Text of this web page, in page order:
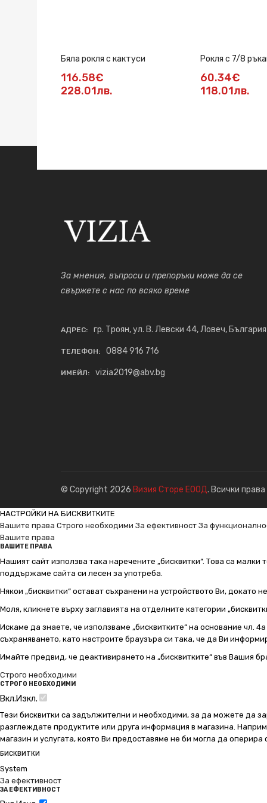
Бяла рокля с кактуси
116.58€
228.01лв.
Рокля с 7/8
60.34€
118.01лв.
За мнения, въпроси и препоръки може да се
свържете с нас по всяко време
АДРЕС: гр. Троян, ул. В. Левски 44, Ловеч, България
ТЕЛЕФОН: 0884 916 716
ИМЕЙЛ: vizia2019@abv.bg
© Copyright 2026 Визия Сторе ЕООД. Всички
НАСТРОЙКИ НА БИСКВИТКИТЕ
Вашите права Строго необходими За ефективност За
Вашите права
ВАШИТЕ ПРАВА
Нашият сайт използва така наречените „бисквитки“. Това са
поддържаме сайта си лесен за употреба.
Някои „бисквитки“ остават съхранени на устройството Ви,
Моля, кликнете върху заглавията на отделните категории
Искаме да знаете, че използваме „бисквитките“ на основание чл.
съхраняването, като настроите браузъра си така, че да Ви
Имайте предвид, че деактивирането на „бисквитките“ във Вашия
Строго необходими
СТРОГО НЕОБХОДИМИ
Вкл.Изкл.
Тези бисквитки са задължителни и необходими, за да можете да
разглеждате продуктите или друга информация в магазина.
магазин и услугата, която Ви предоставяме не би могла да
БИСКВИТКИ
System
За ефективност
ЗА ЕФЕКТИВНОСТ